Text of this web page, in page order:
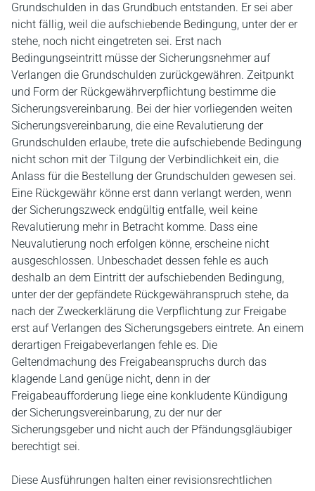
Grundschulden in das Grundbuch entstanden. Er sei aber
nicht fällig, weil die aufschiebende Bedingung, unter der er
stehe, noch nicht eingetreten sei. Erst nach
Bedingungseintritt müsse der Sicherungsnehmer auf
Verlangen die Grundschulden zurückgewähren. Zeitpunkt
und Form der Rückgewährverpflichtung bestimme die
Sicherungsvereinbarung. Bei der hier vorliegenden weiten
Sicherungsvereinbarung, die eine Revalutierung der
Grundschulden erlaube, trete die aufschiebende Bedingung
nicht schon mit der Tilgung der Verbindlichkeit ein, die
Anlass für die Bestellung der Grundschulden gewesen sei.
Eine Rückgewähr könne erst dann verlangt werden, wenn
der Sicherungszweck endgültig entfalle, weil keine
Revalutierung mehr in Betracht komme. Dass eine
Neuvalutierung noch erfolgen könne, erscheine nicht
ausgeschlossen. Unbeschadet dessen fehle es auch
deshalb an dem Eintritt der aufschiebenden Bedingung,
unter der der gepfändete Rückgewähranspruch stehe, da
nach der Zweckerklärung die Verpflichtung zur Freigabe
erst auf Verlangen des Sicherungsgebers eintrete. An einem
derartigen Freigabeverlangen fehle es. Die
Geltendmachung des Freigabeanspruchs durch das
klagende Land genüge nicht, denn in der
Freigabeaufforderung liege eine konkludente Kündigung
der Sicherungsvereinbarung, zu der nur der
Sicherungsgeber und nicht auch der Pfändungsgläubiger
berechtigt sei.
Diese Ausführungen halten einer revisionsrechtlichen